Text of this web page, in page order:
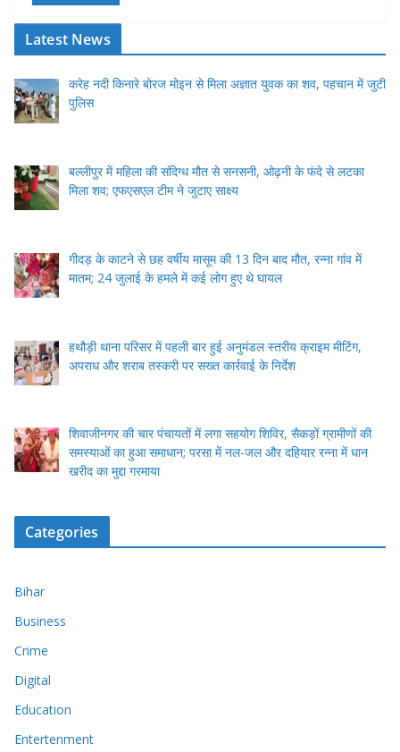
Latest News
करेह नदी किनारे बोरज मोइन से मिला अज्ञात युवक का शव, पहचान में जुटी
पुलिस
बल्लीपुर में महिला की संदिग्ध मौत से सनसनी, ओढ़नी के फंदे से लटका
मिला शव; एफएसएल टीम ने जुटाए साक्ष्य
गीदड़ के काटने से छह वर्षीय मासूम की 13 दिन बाद मौत, रन्ना गांव में
मातम; 24 जुलाई के हमले में कई लोग हुए थे घायल
हथौड़ी थाना परिसर में पहली बार हुई अनुमंडल स्तरीय क्राइम मीटिंग,
अपराध और शराब तस्करी पर सख्त कार्रवाई के निर्देश
शिवाजीनगर की चार पंचायतों में लगा सहयोग शिविर, सैकड़ों ग्रामीणों की
समस्याओं का हुआ समाधान; परसा में नल-जल और दहियार रन्ना में धान
खरीद का मुद्दा गरमाया
Categories
Bihar
Business
Crime
Digital
Education
Entertenment